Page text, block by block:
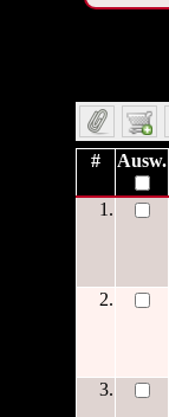
# Ausw.
1.
2.
3.